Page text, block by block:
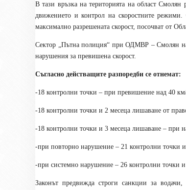
В тази връзка на територията на област
движението и контрол на скоростните
максимално разрешената скорост, посочват от
Сектор „Пътна полиция“ при ОДМВР – Смолян
нарушения за превишена скорост.
Съгласно действащите разпоредби се отнемат:
-18 контролни точки – при превишение над 40
-18 контролни точки и 2 месеца лишаване от
-18 контролни точки и 3 месеца лишаване – при
-при повторно нарушение – 21 контролни точки
-при системно нарушение – 26 контролни точки
Законът предвижда строги санкции за